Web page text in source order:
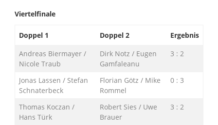
Viertelfinale
Doppel 1 Doppel 2
Ergebnis
Andreas Biermayer /
Nicole Traub
Dirk Notz / Eugen
Gamfaleanu
3 : 2
Jonas Lassen / Stefan
Schnaterbeck
Florian Götz / Mike
Rommel
0 : 3
Thomas Koczan /
Hans Türk
Robert Sies / Uwe
Brauer
3 : 2